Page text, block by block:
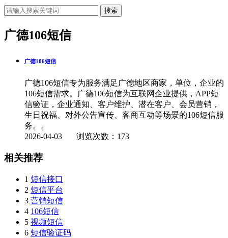
搜索
广德106短信
广德106短信
广德106短信专为服务满足广德地区商家，单位，企业的
106短信需求。广德106短信为互联网企业提供，APP短
信验证，企业通知、客户维护、潜在客户、会员营销，
生日祝福、对外公告宣传、客商互动等场景的106短信服
务。。
2026-04-03 浏览次数：173
相关推荐
1 短信接口
2 短信平台
3 营销短信
4 106短信
5 视频短信
6 短信验证码